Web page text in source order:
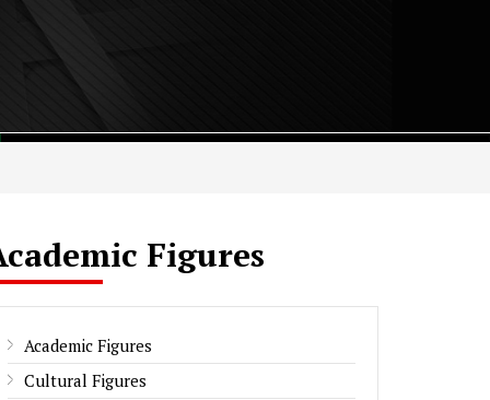
Figures
Academic Figures
Cultural Figures